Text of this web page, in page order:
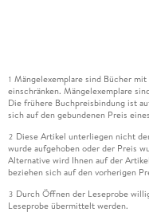
1 Mängelexemplare sind Bücher
einschränken. Mängelexemplare
Die frühere Buchpreisbindung ist
sich auf den gebundenen Preis
2 Diese Artikel unterliegen nicht
wurde aufgehoben oder der Preis
Alternative wird Ihnen auf der
beziehen sich auf den vorherigen
3 Durch Öffnen der Leseprobe
Leseprobe übermittelt werden.